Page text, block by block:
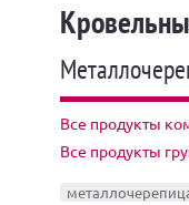
Все продукты
Все продукты